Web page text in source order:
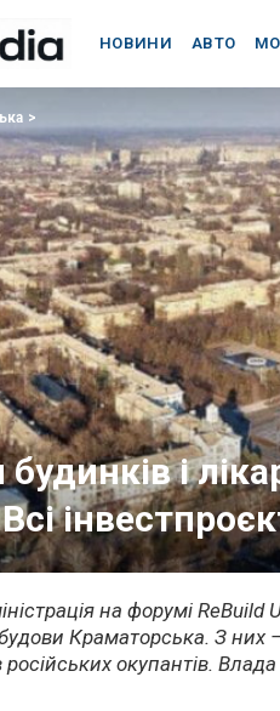
НОВИНИ АВТО
>
і
на форумі
Краматорська. З
російських окупантів.